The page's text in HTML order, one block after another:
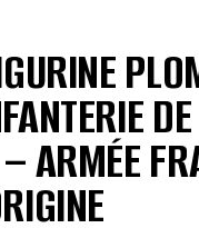
DE
ARMÉE